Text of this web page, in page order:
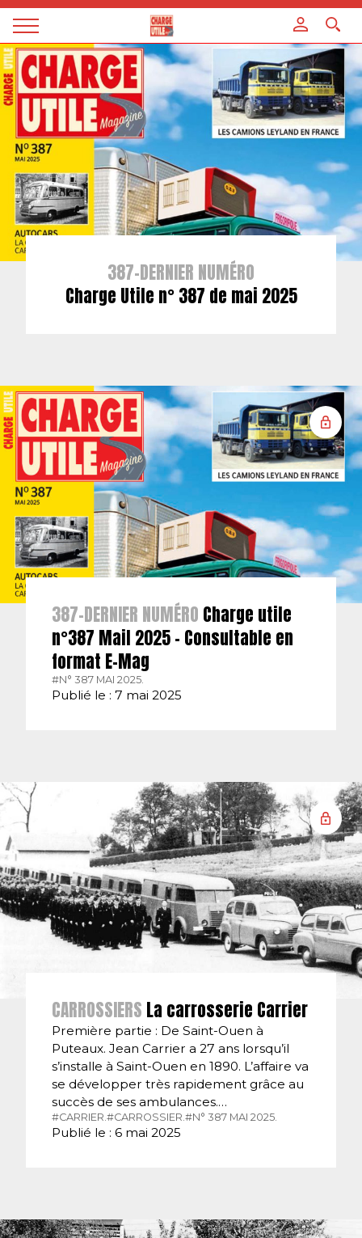
Magazine
Charge
utile
387-DERNIER NUMÉRO
Charge Utile n° 387 de mai 2025
387-DERNIER NUMÉRO Charge utile
n°387 Mail 2025 – Consultable en
format E-Mag
#N° 387 MAI 2025.
Publié le : 7 mai 2025
CARROSSIERS La carrosserie Carrier
Première partie : De Saint-Ouen à
Puteaux. Jean Carrier a 27 ans lorsqu’il
s’installe à Saint-Ouen en 1890. L’affaire va
se développer très rapidement grâce au
succès de ses ambulances.…
#CARRIER.#CARROSSIER.#N° 387 MAI 2025.
Publié le : 6 mai 2025
Panneau de gestion des cookies